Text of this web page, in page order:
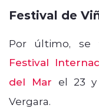
Festival de
Por último, se
Festival
del Mar el 23
Vergara.